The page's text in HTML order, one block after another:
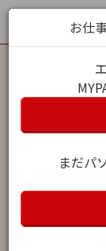
パスワード
お仕
まだパ